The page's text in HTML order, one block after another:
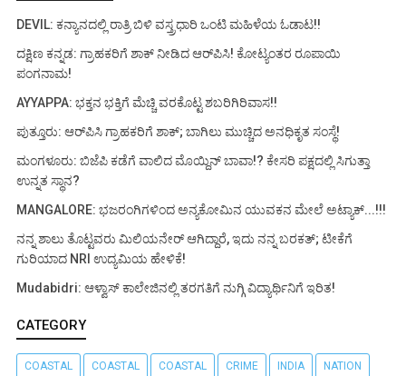
DEVIL: ಕನ್ಯಾನದಲ್ಲಿ ರಾತ್ರಿ ಬಿಳಿ ವಸ್ತ್ರಧಾರಿ ಒಂಟಿ ಮಹಿಳೆಯ ಓಡಾಟ!!
ದಕ್ಷಿಣ ಕನ್ನಡ: ಗ್ರಾಹಕರಿಗೆ ಶಾಕ್ ನೀಡಿದ ಆರ್‌ಪಿಸಿ! ಕೋಟ್ಯಂತರ ರೂಪಾಯಿ
ಪಂಗನಾಮ!
AYYAPPA: ಭಕ್ತನ ಭಕ್ತಿಗೆ ಮೆಚ್ಚಿ ವರಕೊಟ್ಟ ಶಬರಿಗಿರಿವಾಸ!!
ಪುತ್ತೂರು: ಆರ್‌ಪಿಸಿ ಗ್ರಾಹಕರಿಗೆ ಶಾಕ್; ಬಾಗಿಲು ಮುಚ್ಚಿದ ಅನಧಿಕೃತ ಸಂಸ್ಥೆ!
ಮಂಗಳೂರು: ಬಿಜೆಪಿ ಕಡೆಗೆ ವಾಲಿದ ಮೊಯ್ದಿನ್ ಬಾವಾ!? ಕೇಸರಿ ಪಕ್ಷದಲ್ಲಿ ಸಿಗುತ್ತಾ
ಉನ್ನತ ಸ್ಥಾನ?
MANGALORE: ಭಜರಂಗಿಗಳಿಂದ ಅನ್ಯಕೋಮಿನ ಯುವಕನ ಮೇಲೆ ಅಟ್ಯಾಕ್...!!!
ನನ್ನ ಶಾಲು ತೊಟ್ಟವರು ಮಿಲಿಯನೇರ್ ಆಗಿದ್ದಾರೆ, ಇದು ನನ್ನ ಬರಕತ್; ಟೀಕೆಗೆ
ಗುರಿಯಾದ NRI ಉದ್ಯಮಿಯ ಹೇಳಿಕೆ!
Mudabidri: ಆಳ್ವಾಸ್ ಕಾಲೇಜಿನಲ್ಲಿ ತರಗತಿಗೆ ನುಗ್ಗಿ ವಿದ್ಯಾರ್ಥಿನಿಗೆ ಇರಿತ!
CATEGORY
COASTAL COASTAL COASTAL CRIME INDIA NATION